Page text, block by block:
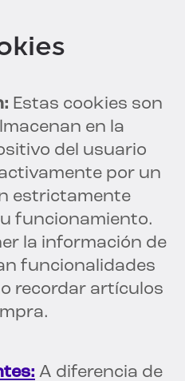
Estas cookies son
en la
del usuario
por un
estrictamente
funcionamiento.
la información de
funcionalidades
recordar artículos
A diferencia de